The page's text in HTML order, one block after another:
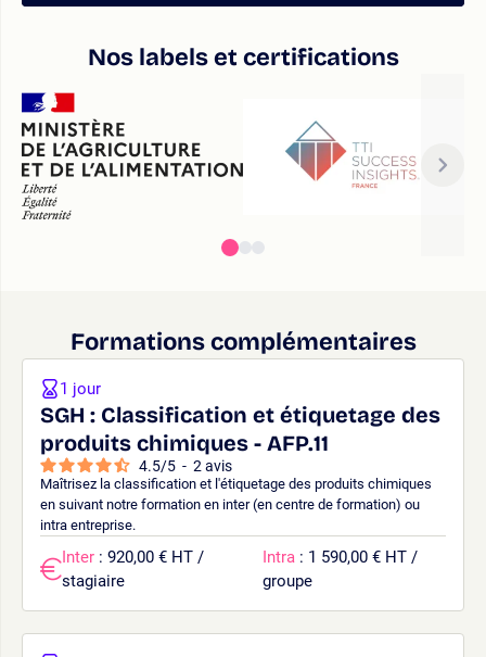
Nos labels et certifications
Formations complémentaires
SGH : Classification et étiquetage des
produits chimiques - AFP.11
4.5/5 - 2 avis
Maîtrisez la classification et l'étiquetage des produits chimiques
en suivant notre formation en inter (en centre de formation) ou
intra entreprise.
1 jour
Inter : 920,00 € HT /
stagiaire
Intra : 1 590,00 € HT /
groupe